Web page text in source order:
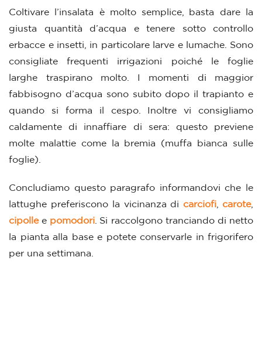
Coltivare l’insalata è molto semplice, basta dare la
giusta quantità d’acqua e tenere sotto controllo
erbacce e insetti, in particolare larve e lumache. Sono
consigliate frequenti irrigazioni poiché le foglie
larghe traspirano molto. I momenti di maggior
fabbisogno d’acqua sono subito dopo il trapianto e
quando si forma il cespo. Inoltre vi consigliamo
caldamente di innaffiare di sera: questo previene
molte malattie come la bremia (muffa bianca sulle
foglie).
Concludiamo questo paragrafo informandovi che le
lattughe preferiscono la vicinanza dicarciofi ,carote,
cipollee pomodori . Si raccolgono tranciando di netto
la pianta alla base e potete conservarle in frigorifero
per una settimana.